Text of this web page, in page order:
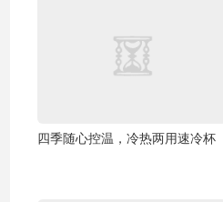
四季随心控温，冷热两用速冷杯